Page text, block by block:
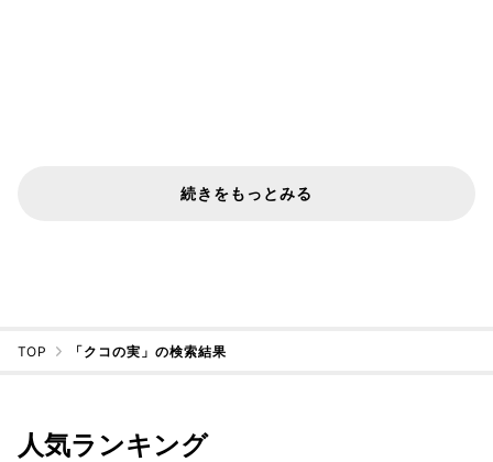
続きをもっとみる
TOP 「クコの実」の検索結果
人気ランキング